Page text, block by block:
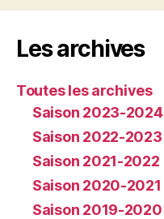
Les archives
Toutes les archives
Saison 2023-2024
Saison 2022-2023
Saison 2021-2022
Saison 2020-2021
Saison 2019-2020